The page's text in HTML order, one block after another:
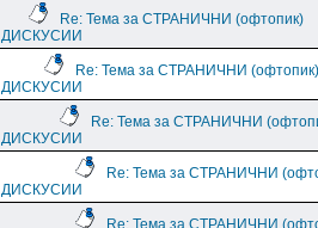
Re: Тема за СТРАНИЧНИ (офтопик)
ДИСКУСИИ
Re: Тема за СТРАНИЧНИ (офтопик)
ДИСКУСИИ
Re: Тема за СТРАНИЧНИ
ДИСКУСИИ
Re: Тема за СТРАНИЧНИ
ДИСКУСИИ
Re: Тема за СТРАНИЧНИ